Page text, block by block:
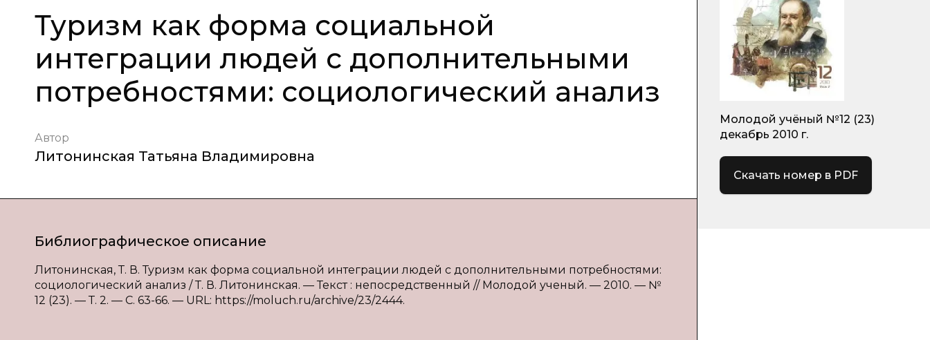
Туризм как форма социальной
интеграции людей с дополнительными
потребностями: социологический анализ
Автор
Литонинская Татьяна Владимировна
Библиографическое описание
Литонинская, Т. В. Туризм как форма социальной интеграции людей с дополнительными потребностями:
социологический анализ / Т. В. Литонинская. — Текст : непосредственный // Молодой ученый. — 2010. — №
12 (23). — Т. 2. — С. 63-66. — URL: https://moluch.ru/archive/23/2444.
Молодой учёный №12 (23)
декабрь 2010 г.
Скачать номер в PDF